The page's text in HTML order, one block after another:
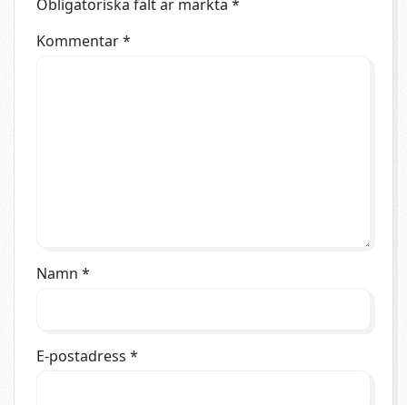
Obligatoriska fält är märkta *
Kommentar*
Namn *
E-postadress *